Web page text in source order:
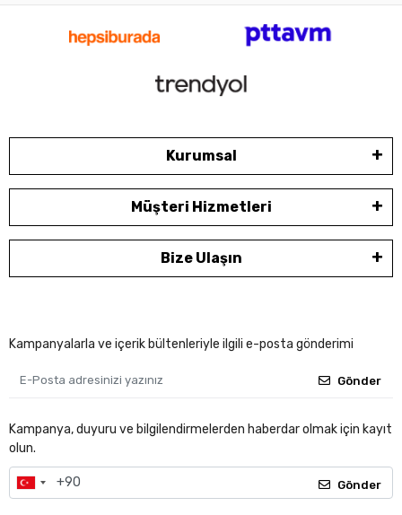
Kurumsal
Müşteri Hizmetleri
Bize Ulaşın
Kampanyalarla ve içerik bültenleriyle ilgili e-posta gönderimi
Gönder
Kampanya, duyuru ve bilgilendirmelerden haberdar olmak için kayıt
olun.
Gönder